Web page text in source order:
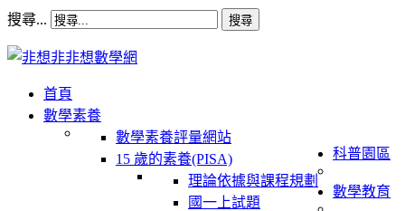
搜尋... 搜尋
首頁
數學素養
數學素養評量網站
15 歲的素養(PISA)
理論依據與課程規劃
國一上試題
科普園區
數學教育